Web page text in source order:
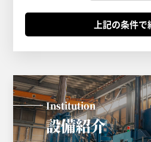
Institution
設備紹介